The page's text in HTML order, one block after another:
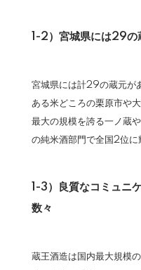
1-2）宮城県には29の
宮城県には計29の蔵元が
ある米どころの栗原市や
最大の規模を誇る一ノ
の純米酒部門で全国2位に
1-3）良質なコミュニ
数々
蔵王酒造は国内最大規模